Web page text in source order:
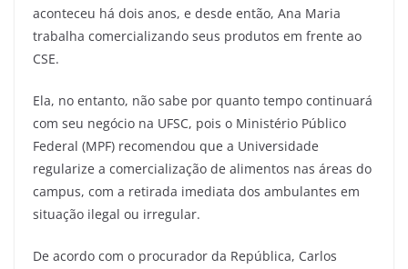
aconteceu há dois anos, e desde então, Ana Maria
trabalha comercializando seus produtos em frente ao
CSE.
Ela, no entanto, não sabe por quanto tempo continuará
com seu negócio na UFSC, pois o Ministério Público
Federal (MPF) recomendou que a Universidade
regularize a comercialização de alimentos nas áreas do
campus, com a retirada imediata dos ambulantes em
situação ilegal ou irregular.
De acordo com o procurador da República, Carlos